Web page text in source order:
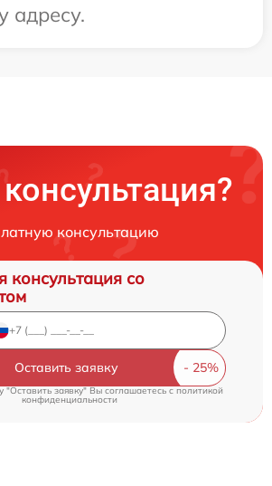
адресу.
консультацию
консультация со
Оставить заявку
"Оставить заявку" Вы соглашаетесь cполитикой
конфиденциальности